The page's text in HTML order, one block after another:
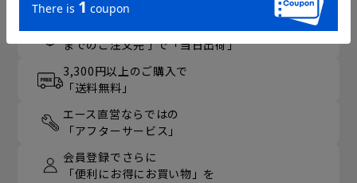
月～金曜 13時／土曜 11時
までのご注文完了で「当日出荷」
3,300円以上のご購入で
「送料無料」
エース直営ならではの
「アフターサービス」
会員登録でさらに
「便利にお得にお買い物」を